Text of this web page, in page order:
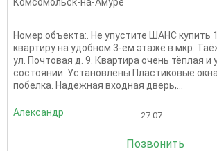
Номер объекта:. Не упустите ШАНС купить
квартиру на удобном 3-ем этаже в мкр.
ул. Почтовая д. 9. Квартира очень тёплая
состоянии. Установлены Пластиковые
побелка. Надежная входная дверь,...
Александр 27.07
Позвонить